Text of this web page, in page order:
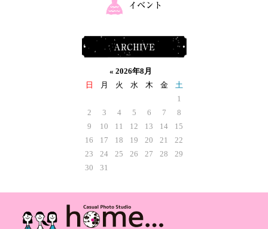
イベント
ARCHIVE
« 2026年8月
日
月 火 水 木 金
土
1
2
3 4 5 6 7
8
9
10 11 12 13 14
15
16
17 18 19 20 21
22
23
24 25 26 27 28
29
30
31